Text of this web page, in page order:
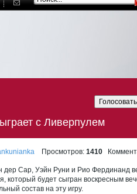
Голосовать
с Ливерпулем
Просмотров: 1410
дер Сар, Уэйн Руни и Рио Фердинанд
который будет сыгран воскресным
состав на эту игру.